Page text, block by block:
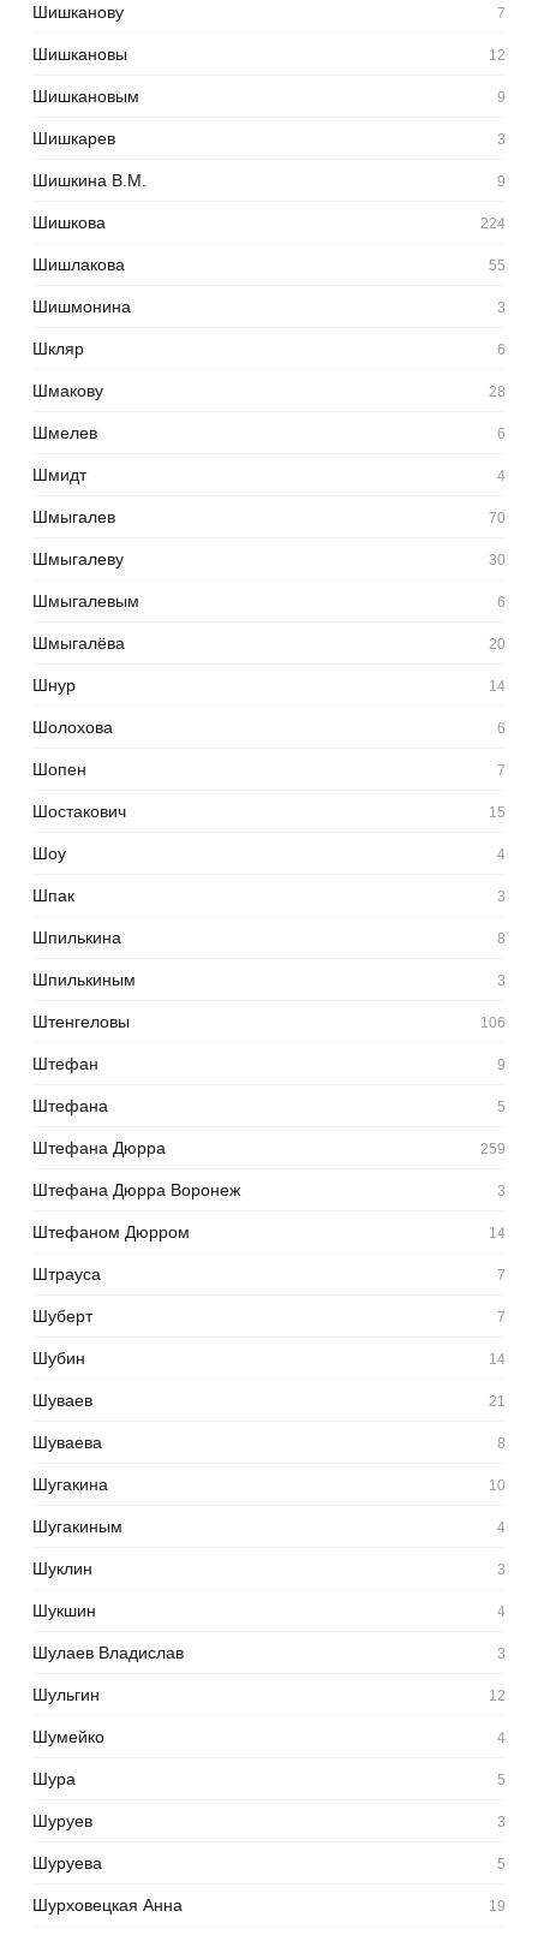
Шишканову 7
Шишкановы 12
Шишкановым 9
Шишкарев 3
Шишкина В.М. 9
Шишкова 224
Шишлакова 55
Шишмонина 3
Шкляр 6
Шмакову 28
Шмелев 6
Шмидт 4
Шмыгалев 70
Шмыгалеву 30
Шмыгалевым 6
Шмыгалёва 20
Шнур 14
Шолохова 6
Шопен 7
Шостакович 15
Шоу 4
Шпак 3
Шпилькина 8
Шпилькиным 3
Штенгеловы 106
Штефан 9
Штефана 5
Штефана Дюрра 259
Штефана Дюрра Воронеж 3
Штефаном Дюрром 14
Штрауса 7
Шуберт 7
Шубин 14
Шуваев 21
Шуваева 8
Шугакина 10
Шугакиным 4
Шуклин 3
Шукшин 4
Шулаев Владислав 3
Шульгин 12
Шумейко 4
Шура 5
Шуруев 3
Шуруева 5
Шурховецкая Анна 19